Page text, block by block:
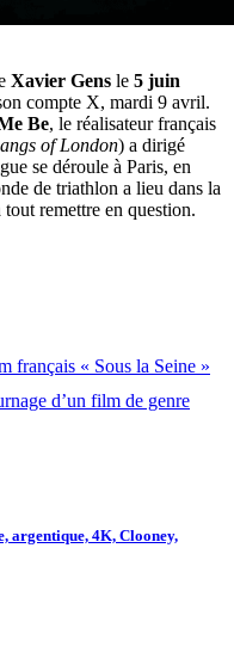
Xavier Gens le 5 juin
compte X, mardi 9 avril.
Be, le réalisateur français
of London) a dirigé
se déroule à Paris, en
de triathlon a lieu dans la
tout remettre en question.
français « Sous la Seine »
d’un film de genre
argentique, 4K, Clooney,